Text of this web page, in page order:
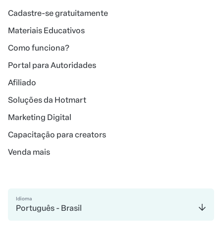
Cadastre-se gratuitamente
Materiais Educativos
Como funciona?
Portal para Autoridades
Afiliado
Soluções da Hotmart
Marketing Digital
Capacitação para creators
Venda mais
Idioma
Português - Brasil